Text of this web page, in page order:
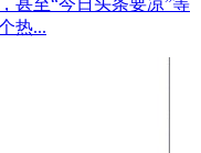
热...